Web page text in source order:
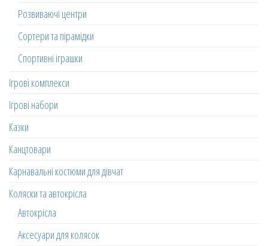
Розвиваючі центри
Сортери та пірамідки
Спортивні іграшки
Ігрові комплекси
Ігрові набори
Казки
Канцтовари
Карнавальні костюми для дівчат
Коляски та автокрісла
Автокрісла
Аксесуари для колясок